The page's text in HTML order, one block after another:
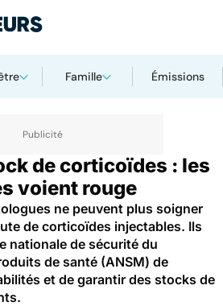
Famille Émissions
de corticoïdes : les
voient rouge
ne peuvent plus soigner
de corticoïdes injectables. Ils
nationale de sécurité du
de santé (ANSM) de
et de garantir des stocks de